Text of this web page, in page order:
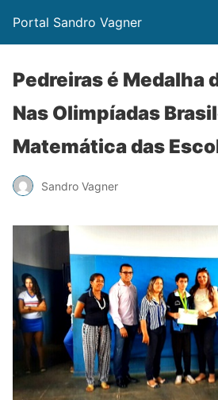
Portal Sandro Vagner
Pedreiras é Medalha
Nas Olimpíadas
Matemática das
Sandro Vagner